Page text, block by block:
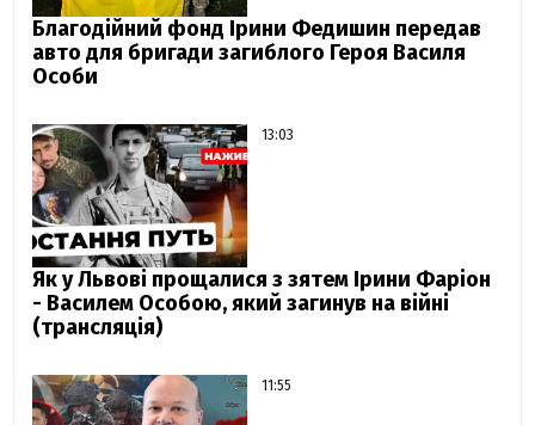
Благодійний фонд Ірини Федишин передав
авто для бригади загиблого Героя Василя
Особи
13:03
Як у Львові прощалися з зятем Ірини Фаріон
- Василем Особою, який загинув на війні
(трансляція)
11:55